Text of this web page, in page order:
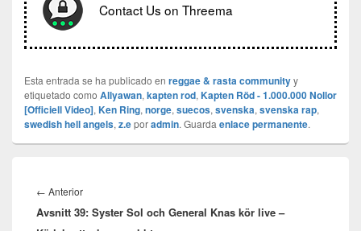
Contact Us on Threema
Esta entrada se ha publicado en reggae & rasta communityy
etiquetado como Allyawan, kapten rod, Kapten Röd - 1.000.000 Nollor
[Officiell Video], Ken Ring, norge, suecos, svenska, svenska rap,
swedish hell angels, z.eporadmin. Guarda enlace permanente.
de
entradas
← AnteriorEntrada
anterior:
Avsnitt 39: Syster Sol och General Knas kör live –